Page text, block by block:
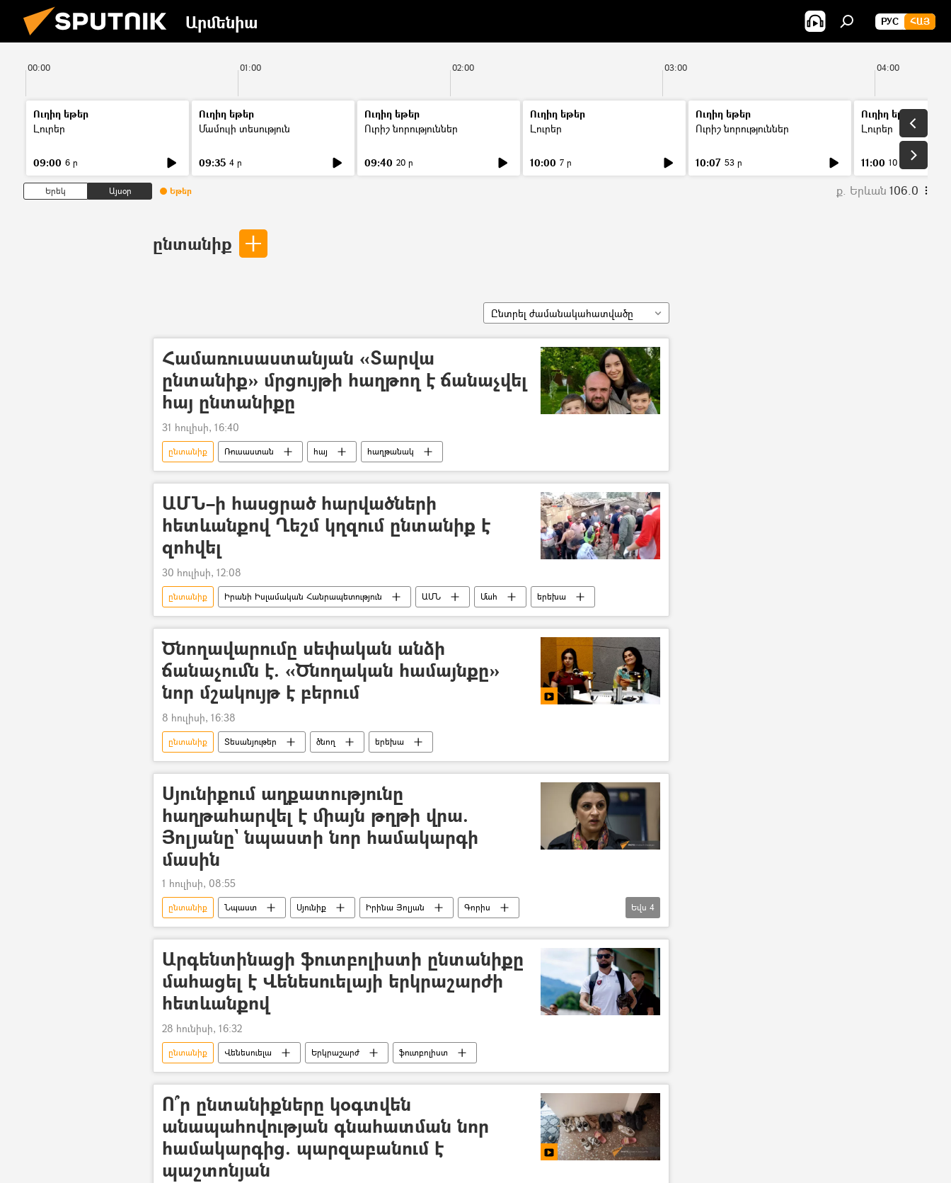
Արմենիա РУС ՀԱՅ
00:00 01:00 02:00 03:00 04:00
Ուղիղ եթեր
Լուրեր
09:00 6 ր
Ուղիղ եթեր
Մամուլի տեսություն
09:35 4 ր
Ուղիղ եթեր
Ուրիշ նորություններ
09:40 20 ր
Ուղիղ եթեր
Լուրեր
10:00 7 ր
Ուղիղ եթեր
Ուրիշ նորություններ
10:07 53 ր
Ուղիղ եթեր
Լուրեր
11:00 10 ր
Երեկ Այսօր Եթեր ք. Երևան 106.0
ընտանիք
Ընտրել ժամանակահատվածը
Համառուսաստանյան «Տարվա
ընտանիք» մրցույթի հաղթող է ճանաչվել
հայ ընտանիքը
31 հուլիսի, 16:40
ընտանիք Ռուսաստան հայ հաղթանակ
ԱՄՆ–ի հասցրած հարվածների
հետևանքով Ղեշմ կղզում ընտանիք է
զոհվել
30 հուլիսի, 12:08
ընտանիք Իրանի Իսլամական Հանրապետություն ԱՄՆ Մահ երեխա
Ծնողավարումը սեփական անձի
ճանաչումն է. «Ծնողական համայնքը»
նոր մշակույթ է բերում
8 հուլիսի, 16:38
ընտանիք Տեսանյութեր ծնող երեխա
Սյունիքում աղքատությունը
հաղթահարվել է միայն թղթի վրա.
Յոլյանը` նպաստի նոր համակարգի
մասին
1 հուլիսի, 08:55
ընտանիք Նպաստ Սյունիք Իրինա Յոլյան
Գորիս
պիլոտային ծրագիր
Բազմանդամ ընտանիք աշխատանք աղքատ
Եվս 4
Արգենտինացի ֆուտբոլիստի ընտանիքը
մահացել է Վենեսուելայի երկրաշարժի
հետևանքով
28 հունիսի, 16:32
ընտանիք Վենեսուելա Երկրաշարժ ֆուտբոլիստ
Ո՞ր ընտանիքները կօգտվեն
անապահովության գնահատման նոր
համակարգից. պարզաբանում է
պաշտոնյան